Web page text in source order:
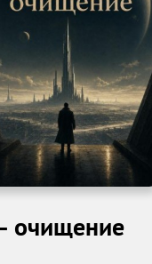
очищение